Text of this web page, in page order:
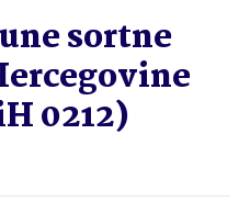
sortne
0212)